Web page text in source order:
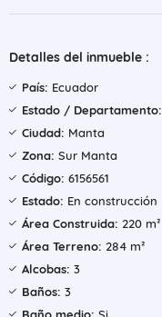
Detalles del inmueble :
País: Ecuador
Estado / Departamento:
Ciudad: Manta
Zona: Sur Manta
Código: 6156561
Estado: En construcción
Área Construida: 220 m²
Área Terreno: 284 m²
Alcobas: 3
Baños: 3